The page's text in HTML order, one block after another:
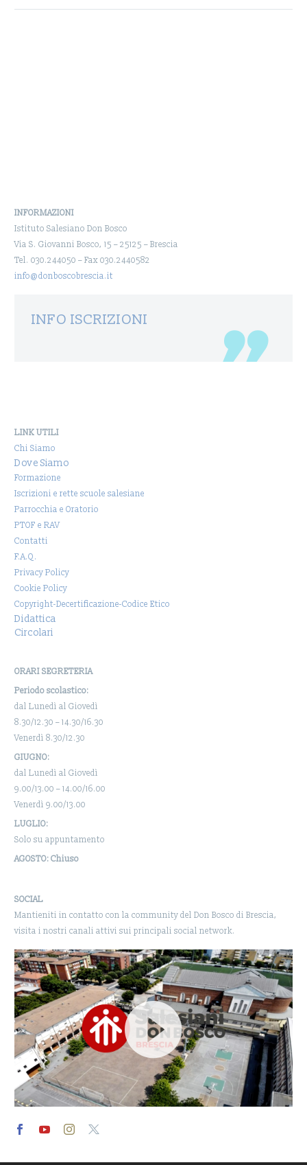
INFORMAZIONI
Istituto Salesiano Don Bosco
Via S. Giovanni Bosco, 15 – 25125 – Brescia
Tel. 030.244050 – Fax 030.2440582
info@donboscobrescia.it
INFO ISCRIZIONI
LINK UTILI
Chi Siamo
Dove Siamo
Formazione
Iscrizioni e rette scuole salesiane
Parrocchia e Oratorio
PTOF e RAV
Contatti
F.A.Q.
Privacy Policy
Cookie Policy
Copyright-Decertificazione-Codice Etico
Didattica
Circolari
ORARI SEGRETERIA
Periodo scolastico:
dal Lunedì al Giovedì
8.30/12.30 – 14.30/16.30
Venerdì 8.30/12.30
GIUGNO:
dal Lunedì al Giovedì
9.00/13.00 – 14.00/16.00
Venerdì 9.00/13.00
LUGLIO:
Solo su appuntamento
AGOSTO: Chiuso
SOCIAL
Mantieniti in contatto con la community del Don Bosco di Brescia,
visita i nostri canali attivi sui principali social network.
Player